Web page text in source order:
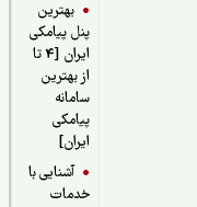
بهترین
پنل پیامکی
ایران [4 تا
از بهترین
سامانه
پیامکی
آشنایی با
خدمات